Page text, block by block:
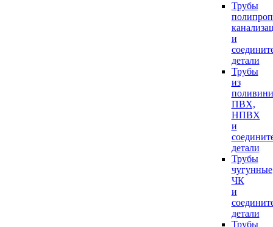
Трубы
и
детали
Трубы
из
ПВХ,
НПВХ
и
детали
Трубы
чугунные
ЧК
и
детали
Трубы